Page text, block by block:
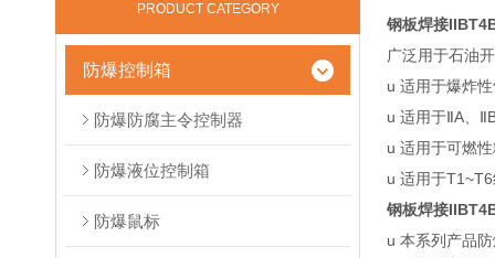
PRODUCT CATEGORY
防爆控制箱
防爆防腐主令控制器
防爆液位控制箱
防爆鼠标
钢板焊接
广泛用于石油
u 适用于爆炸
u 适用于ⅡA、
u 适用于可燃
u 适用于
钢板焊接
u 本系列产品